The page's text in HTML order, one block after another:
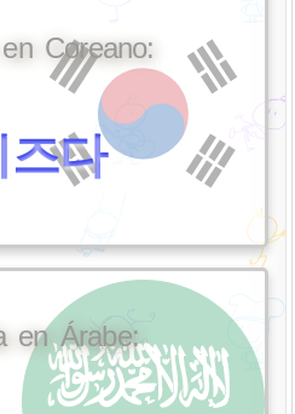
Coreano:
다
en Árabe: